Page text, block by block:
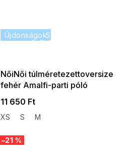
ÚjdonságokSUMMER SALE -35% ?
G_SUMMER35:35:HUF:P:f!2026-
NőiNői túlméretezettoversize
fehér Amalfi-parti póló
11 650 Ft
XS S M
–21 %